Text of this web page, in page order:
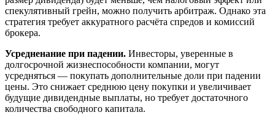
спекулятивный грейн, можно получить арбитраж. Однако эта
стратегия требует аккуратного расчёта спредов и комиссий
брокера.
Усредненание при падении. Инвесторы, уверенные в
долгосрочной жизнеспособности компании, могут
усредняться — покупать дополнительные доли при падении
цены. Это снижает среднюю цену покупки и увеличивает
будущие дивидендные выплаты, но требует достаточного
количества свободного капитала.